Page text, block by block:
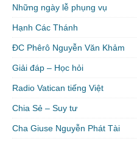
Những ngày lễ phụng vụ
Hạnh Các Thánh
ĐC Phêrô Nguyễn Văn Khảm
Giải đáp – Học hỏi
Radio Vatican tiếng Việt
Chia Sẻ – Suy tư
Cha Giuse Nguyễn Phát Tài